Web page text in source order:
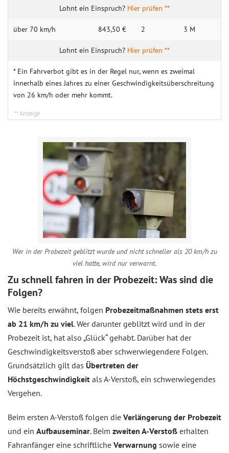
Hier prüfen **
über 70 km/h 843,50 € 2 3 M
Hier prüfen **
* Ein Fahrverbot gibt es in der Regel nur, wenn es zweimal
innerhalb eines Jahres zu einer Geschwindigkeitsüberschreitung
von 26 km/h oder mehr kommt.
Wer in der Probezeit geblitzt wurde und nicht schneller als 20 km/h zu
viel hatte, wird nur verwarnt.
Zu schnell fahren in der Probezeit: Was sind die
Folgen?
Wie bereits erwähnt, folgen Probezeitmaßnahmen stets erst
ab 21 km/h zu viel. Wer darunter geblitzt wird und in der
Probezeit ist, hat also „Glück“ gehabt. Darüber hat der
Geschwindigkeitsverstoß aber schwerwiegendere Folgen.
Grundsätzlich gilt das Übertreten der
Höchstgeschwindigkeit als A-Verstoß, ein schwerwiegendes
Vergehen.
Beim ersten A-Verstoß folgen die Verlängerung der Probezeit
und ein Aufbauseminar. Beim zweiten A-Verstoß erhalten
Fahranfänger eine schriftliche Verwarnung sowie eine